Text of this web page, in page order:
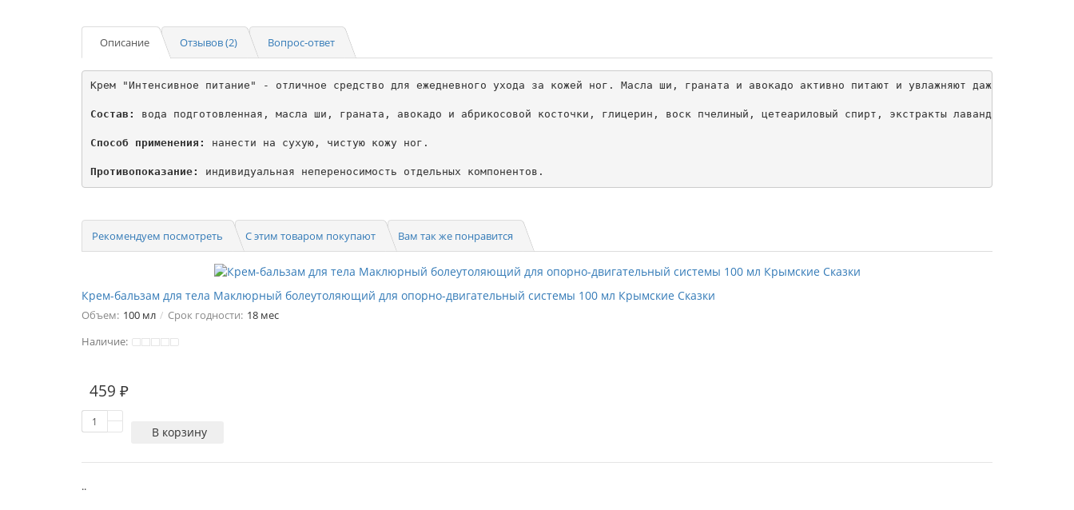
Описание Отзывов (2) Вопрос-ответ
Крем "Интенсивное питание" - отличное средство для ежедневного ухода за кожей ног. Масла ши, граната и авокадо активно питают и увлажняют даже самую
Состав: вода подготовленная, масла ши, граната, авокадо и абрикосовой косточки, глицерин, воск пчелиный, цетеариловый спирт, экстракты лаванды,
Способ применения: нанести на сухую, чистую кожу ног.
Противопоказание:
Рекомендуем посмотреть С этим товаром покупают Вам так же понравится
Крем-бальзам для тела Маклюрный болеутоляющий для опорно-двигательный системы 100 мл Крымские Сказки
Объем: 100 мл Срок годности: 18 мес
Наличие:
459 ₽
В корзину
..